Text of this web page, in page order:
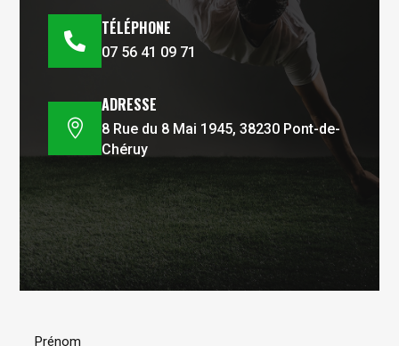

TÉLÉPHONE
07 56 41 09 71

ADRESSE
8 Rue du 8 Mai 1945, 38230 Pont-de-
Chéruy